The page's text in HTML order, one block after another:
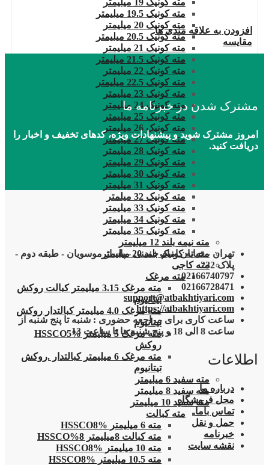
مته کونیک 19 میلیمتر
مته کونیک 19.5 میلیمتر
مته کونیک 20 میلیمتر
مته کونیک 20.5 میلیمتر
مته کونیک 21 میلیمتر
مته کونیک 21.5 میلیمتر
مته کونیک 22 میلیمتر
مته کونیک 22.5 میلیمتر
مته کونیک 23 میلیمتر
مته کونیک 24 میلیمتر
مته کونیک 25 میلیمتر
مته کونیک 26 میلیمتر
مته کونیک 27 میلیمتر
مته کونیک 28 میلیمتر
مته کونیک 29 میلیمتر
مته کونیک 30 میلیمتر
مته کونیک 31 میلیمتر
مته کونیک 32 میلمتر
مته کونیک 33 میلیمتر
مته کونیک 34 میلیمتر
مته کونیک 35 میلیمتر
مته نیمه بلند 12 میلیمتر
مته ته کونیک بلند 20 میلیمتر
مته کاجی
مته مرغک
مته مرغک 3.15 میلیمتر کبالت روکش
تیتانیوم
مته مرغک 4.0 میلیمتر کبالتدار روکش
تیتانیوم
مته مرغک 5 میلیمتر HSSCO5%
روکش
مته مرغک 6 میلیمتر کبالتدار .روکش
تیتانیوم
مته سفید 6 میلیمتر
مته سفید 8 میلیمتر
مته سفید 10 میلیمتر
مته کبالت
مته 6 میلیمتر HSSCO8%
مته کبالت 8میلیمتر 8%HSSCO
مته 10 میلیمتر HSSCO8%
مته 10.5 میلیمتر HSSCO8%
افزودن به علاقه مندی ها
مقایسه
مشترک شدن در خبرنامه ما
امروز مشترک شوید و پیشنهادات ویژه، کدهای تخفیف و اخبار را
دریافت کنید.
تهران - خیابان امام خمینی - پاساژ موسویان - طبقه دوم -
پلاک 232
02166740797
02166728471
support@atbakhtiyari.com
https://atbakhtiyari.com
ساعت کاری برای مراجعه حضوری : شنبه تا پنج شنبه از
ساعت 8 الی 18 و پنج شنبه ها تا ساعت 13
اطلاعات
درباره ما
محل فروشگاه
تماس باما
حمل و نقل
خبرنامه
نقشه سایت